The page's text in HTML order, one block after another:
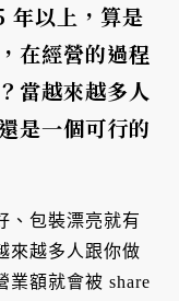
年以上，算是
在經營的過程
當越來越多人
是一個可行的
、包裝漂亮就有
來越多人跟你做
業額就會被 share